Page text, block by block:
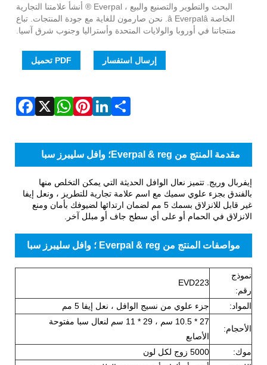
البحث والتطوير والتصنيع والبيع ، Everpal ® أنشأ علامتنا التجارية
الخاصة â Everpalâ. نحن صارمون للغاية مع جودة المنتجات. تباع
منتجاتنا في أوروبا والولايات المتحدة وأستراليا وجنوب شرق آسيا.
إرسال استفسار PDF تحميل
مقدمة المنتج من Everpal & reg؛ وافل سليبرز سبا
إيفربال وريج. تتميز نعال الوافل الحديثة التي يمكن التخلص منها
بالفندق بجزء علوي سميك مع اسم علامة تجارية للتطريز ، ونعل إيفا
غير قابل للانزلاق بسمك 5 مم لضمان ارتدائها لضيوفك بأمان ومنع
الانزلاق في الحمام أو على أي سطح جاف أو مبلل آخر.
مواصفات المنتج من Everpal & reg ؛ وافل سليبرز سبا
نموذج
رقم:
EVD223
المواد: جزء علوي من نسيج الوافل ، نعل إيفا 5 مم
الأحجام:
27 * 10.5 سم ، 29 * 11 سم لنعال سبا مفتوحة
الأصابع
موك:
5000 زوج لكل لون